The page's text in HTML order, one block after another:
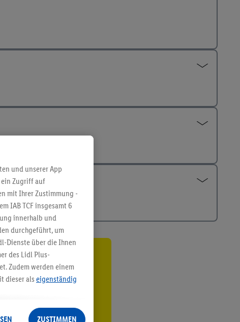
und unserer App
ein Zugriff auf
mit Ihrer Zustimmung -
IAB TCF insgesamt 6
innerhalb und
durchgeführt, um
Dienste über die Ihnen
des Lidl Plus-
Zudem werden einem
dieser als eigenständig
der Lidl-Dienste, Ihr
ZUSTIMMEN